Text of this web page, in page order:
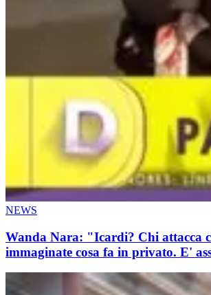
NEWS
Wanda Nara: "Icardi? Chi attacca
immaginate cosa fa in privato. E'